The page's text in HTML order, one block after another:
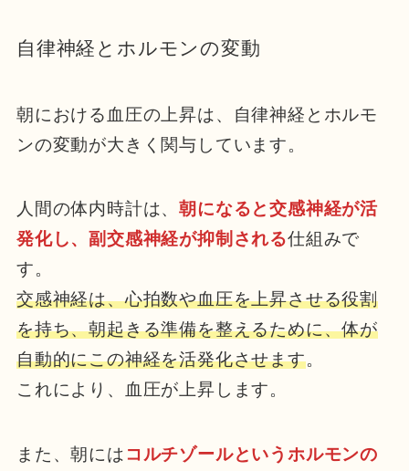
自律神経とホルモンの変動
朝における血圧の上昇は、自律神経とホルモ
ンの変動が大きく関与しています。
人間の体内時計は、朝になると交感神経が活
発化し、副交感神経が抑制される仕組みで
す。
交感神経は、心拍数や血圧を上昇させる役割
を持ち、朝起きる準備を整えるために、体が
自動的にこの神経を活発化させます。
これにより、血圧が上昇します。
また、朝にはコルチゾールというホルモンの